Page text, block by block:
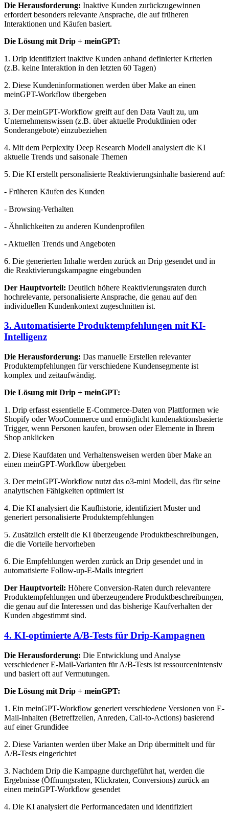
Die Herausforderung: Inaktive Kunden zurückzugewinnen
erfordert besonders relevante Ansprache, die auf früheren
Interaktionen und Käufen basiert.
Die Lösung mit Drip + meinGPT:
1. Drip identifiziert inaktive Kunden anhand definierter Kriterien
(z.B. keine Interaktion in den letzten 60 Tagen)
2. Diese Kundeninformationen werden über Make an einen
meinGPT-Workflow übergeben
3. Der meinGPT-Workflow greift auf den Data Vault zu, um
Unternehmenswissen (z.B. über aktuelle Produktlinien oder
Sonderangebote) einzubeziehen
4. Mit dem Perplexity Deep Research Modell analysiert die KI
aktuelle Trends und saisonale Themen
5. Die KI erstellt personalisierte Reaktivierungsinhalte basierend auf:
- Früheren Käufen des Kunden
- Browsing-Verhalten
- Ähnlichkeiten zu anderen Kundenprofilen
- Aktuellen Trends und Angeboten
6. Die generierten Inhalte werden zurück an Drip gesendet und in
die Reaktivierungskampagne eingebunden
Der Hauptvorteil: Deutlich höhere Reaktivierungsraten durch
hochrelevante, personalisierte Ansprache, die genau auf den
individuellen Kundenkontext zugeschnitten ist.
3. Automatisierte Produktempfehlungen mit KI-
Intelligenz
Die Herausforderung: Das manuelle Erstellen relevanter
Produktempfehlungen für verschiedene Kundensegmente ist
komplex und zeitaufwändig.
Die Lösung mit Drip + meinGPT:
1. Drip erfasst essentielle E-Commerce-Daten von Plattformen wie
Shopify oder WooCommerce und ermöglicht kundenaktionsbasierte
Trigger, wenn Personen kaufen, browsen oder Elemente in Ihrem
Shop anklicken
2. Diese Kaufdaten und Verhaltensweisen werden über Make an
einen meinGPT-Workflow übergeben
3. Der meinGPT-Workflow nutzt das o3-mini Modell, das für seine
analytischen Fähigkeiten optimiert ist
4. Die KI analysiert die Kaufhistorie, identifiziert Muster und
generiert personalisierte Produktempfehlungen
5. Zusätzlich erstellt die KI überzeugende Produktbeschreibungen,
die die Vorteile hervorheben
6. Die Empfehlungen werden zurück an Drip gesendet und in
automatisierte Follow-up-E-Mails integriert
Der Hauptvorteil: Höhere Conversion-Raten durch relevantere
Produktempfehlungen und überzeugendere Produktbeschreibungen,
die genau auf die Interessen und das bisherige Kaufverhalten der
Kunden abgestimmt sind.
4. KI-optimierte A/B-Tests für Drip-Kampagnen
Die Herausforderung: Die Entwicklung und Analyse
verschiedener E-Mail-Varianten für A/B-Tests ist ressourcenintensiv
und basiert oft auf Vermutungen.
Die Lösung mit Drip + meinGPT:
1. Ein meinGPT-Workflow generiert verschiedene Versionen von E-
Mail-Inhalten (Betreffzeilen, Anreden, Call-to-Actions) basierend
auf einer Grundidee
2. Diese Varianten werden über Make an Drip übermittelt und für
A/B-Tests eingerichtet
3. Nachdem Drip die Kampagne durchgeführt hat, werden die
Ergebnisse (Öffnungsraten, Klickraten, Conversions) zurück an
einen meinGPT-Workflow gesendet
4. Die KI analysiert die Performancedaten und identifiziert